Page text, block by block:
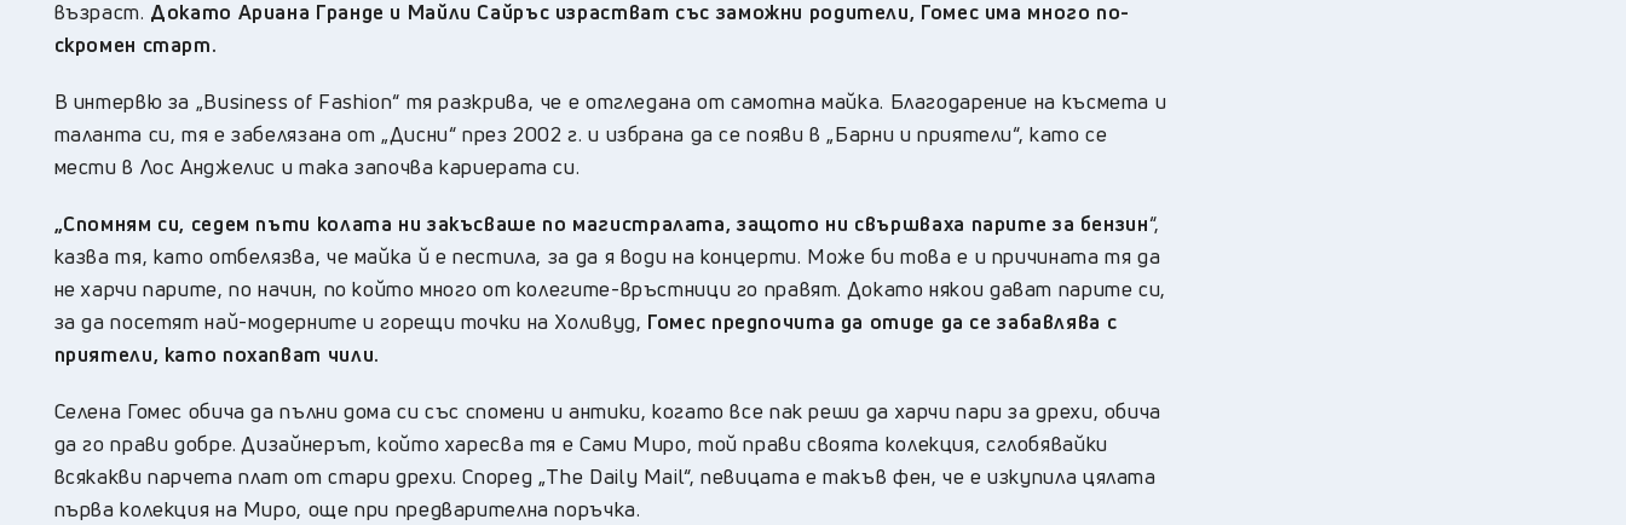
Шумен, 25°C
възраст. Докато Ариана Гранде и Майли Сайръс израстват със заможни родители, Гомес има много по-
скромен старт.
В интервю за „Business of Fashion“ тя разкрива, че е отгледана от самотна майка. Благодарение на късмета и
таланта си, тя е забелязана от „Дисни“ през 2002 г. и избрана да се появи в „Барни и приятели“, като се
мести в Лос Анджелис и така започва кариерата си.
„Спомням си, седем пъти колата ни закъсваше по магистралата, защото ни свършваха парите за бензин“,
казва тя, като отбелязва, че майка й е пестила, за да я води на концерти. Може би това е и причината тя да
не харчи парите, по начин, по който много от колегите-връстници го правят. Докато някои дават парите си,
за да посетят най-модерните и горещи точки на Холивуд, Гомес предпочита да отиде да се забавлява с
приятели, като похапват чили.
Селена Гомес обича да пълни дома си със спомени и антики, когато все пак реши да харчи пари за дрехи, обича
да го прави добре. Дизайнерът, който харесва тя е Сами Миро, той прави своята колекция, сглобявайки
всякакви парчета плат от стари дрехи. Според „The Daily Mail“, певицата е такъв фен, че е изкупила цялата
първа колекция на Миро, още при предварителна поръчка.